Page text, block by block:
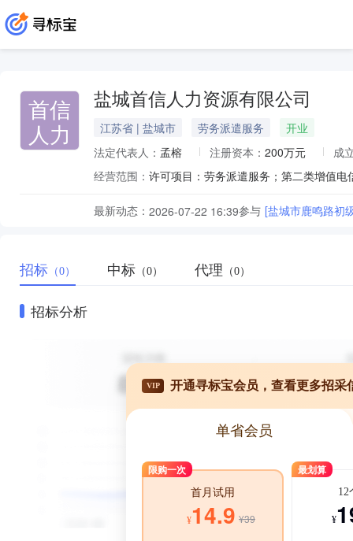
首信
人力
盐城首信人力资源有限公司
江苏省 | 盐城市 劳务派遣服务
开业
法定代表人： 孟榕 注册资本： 200万元
成
经营范围：
最新动态： 2026-07-22 16:39参与 [盐城市鹿鸣路初
招标 （0） 中标 （0） 代理 （0）
招标分析
VIP 开通寻标宝会员，查看更多招采
单省会员
限购一次
首月试用
¥14.9 ¥39
最划算
12
¥